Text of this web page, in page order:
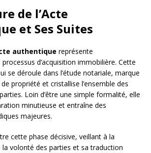
de l’Acte
et Ses Suites
authentique représente
d’acquisition immobilière. Cette
se déroule dans l’étude notariale, marque
propriété et cristallise l’ensemble des
Loin d’être une simple formalité, elle
minutieuse et entraîne des
majeures.
cette phase décisive, veillant à la
volonté des parties et sa traduction